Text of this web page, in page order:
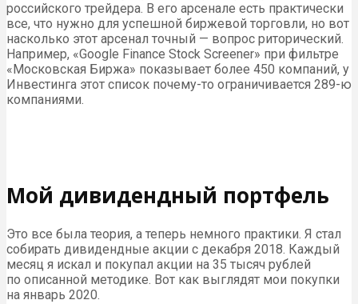
российского трейдера. В его арсенале есть практически
все, что нужно для успешной биржевой торговли, но вот
насколько этот арсенал точный — вопрос риторический.
Например, «Google Finance Stock Screener» при фильтре
«Московская Биржа» показывает более 450 компаний, у
Инвестинга этот список почему-то ограничивается 289-ю
компаниями.
Мой дивидендный портфель
Это все была теория, а теперь немного практики. Я стал
собирать дивидендные акции с декабря 2018. Каждый
месяц я искал и покупал акции на 35 тысяч рублей
по описанной методике. Вот как выглядят мои покупки
на январь 2020.